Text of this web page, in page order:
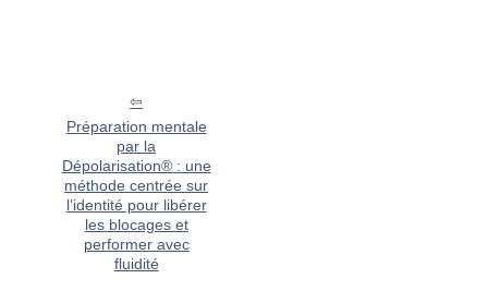
Préparation mentale
par la
Dépolarisation® : une
méthode centrée sur
l’identité pour libérer
les blocages et
performer avec
fluidité